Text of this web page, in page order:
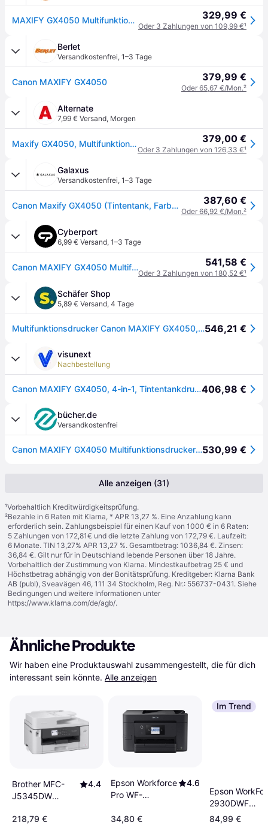
MAXIFY GX4050 Multifunktionsdrucker, Weiß 329,99 €
Oder 3 Zahlungen von 109,99 €¹
Berlet
Versandkostenfrei, 1–3 Tage
Canon MAXIFY GX4050 379,99 €
Oder 65,67 €/Mon.²
Alternate
7,99 € Versand, Morgen
Maxify GX4050, Multifunktionsdrucker 379,00 €
Oder 3 Zahlungen von 126,33 €¹
Galaxus
Versandkostenfrei, 1–3 Tage
Canon Maxify GX4050 (Tintentank, Farbe), Drucker, Weiss, Schwarz 387,60 €
Oder 66,92 €/Mon.²
Cyberport
6,99 € Versand, 1–3 Tage
Canon MAXIFY GX4050 Multifunktionsdrucker Scanner Kopierer Fax USB LAN WLAN 30€ Cashback 541,58 €
Oder 3 Zahlungen von 180,52 €¹
Schäfer Shop
5,89 € Versand, 4 Tage
Multifunktionsdrucker Canon MAXIFY GX4050, 4-in-1, USB/LAN/WLAN, Auto Duplex/Mobildruck/Cloud, bis A4, inkl. 4 Tintenflaschen546,21 €
visunext
Nachbestellung
Canon MAXIFY GX4050, 4-in-1, Tintentankdrucker, AirPrint, WLAN406,98 €
bücher.de
Versandkostenfrei
Canon MAXIFY GX4050 Multifunktionsdrucker Tintenstrahl Farbe A4 Drucker, Scanner, Kopierer, Fax ADF, Duplex, LAN, Tintentank-System, WLAN530,99 €
Alle anzeigen (31)
¹Vorbehaltlich Kreditwürdigkeitsprüfung.
²Bezahle in 6 Raten mit Klarna, * APR 13,27 %. Eine Anzahlung kann
erforderlich sein. Zahlungsbeispiel für einen Kauf von 1000 € in 6 Raten:
5 Zahlungen von 172,81€ und die letzte Zahlung von 172,79 €. Laufzeit:
6 Monate. TIN 13,27% APR 13,27 %. Gesamtbetrag: 1036,84 €. Zinsen:
36,84 €. Gilt nur für in Deutschland lebende Personen über 18 Jahre.
Vorbehaltlich der Zustimmung von Klarna. Mindestkaufbetrag 25 € und
Höchstbetrag abhängig von der Bonitätsprüfung. Kreditgeber: Klarna Bank
AB (publ), Sveavägen 46, 111 34 Stockholm, Reg. Nr.: 556737-0431. Siehe
Bedingungen und weitere Informationen unter
https://www.klarna.com/de/agb/.
Ähnliche Produkte
Wir haben eine Produktauswahl zusammengestellt, die für dich
interessant sein könnte. Alle anzeigen
Brother MFC-
J5345DW
4.4
218,79 €
Epson Workforce
Pro WF-
4.6
34,80 €
Im Trend
Epson
2930DWF
84,99 €